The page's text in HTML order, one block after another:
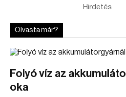
Hirdetés
Olvasta már?
Folyó víz az
oka